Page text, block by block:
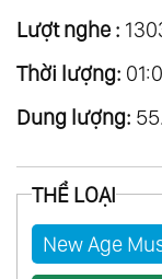
Lượt nghe :
Thời lượng:
Dung lượng:
THỂ LOẠI
New Age